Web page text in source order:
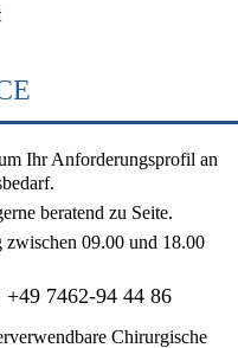
Ihr Anforderungsprofil an
beratend zu Seite.
zwischen 09.00 und 18.00
+49 7462-94 44 86
Chirurgische